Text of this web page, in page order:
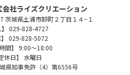
会社ライズクリエーション
茨城県土浦市卸町２丁目１４−１
】 029-828-4727
】 029-828-5072
時間】 9:00～18:00
定休日】 水曜日
城県知事免許（4）第6556号